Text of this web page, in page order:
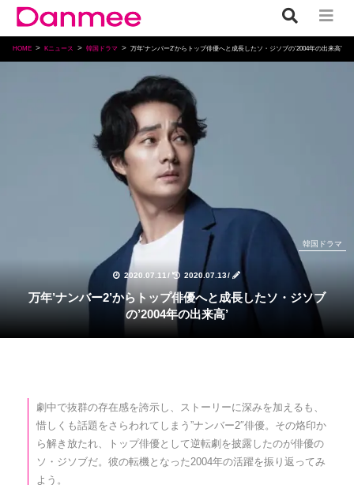
HOME Kニュース 韓国ドラマ 万年’ナンバー2’からトップ俳優へと成長したソ・ジソブの’2004年の出来高’
2020.07.11 / 2020.07.13/
韓国ドラマ
万年’ナンバー2’からトップ俳優へと成長したソ・ジソブ
の’2004年の出来高’
劇中で抜群の存在感を誇示し、ストーリーに深みを加えるも、
惜しくも話題をさらわれてしまう”ナンバー2″俳優。その烙印か
ら解き放たれ、トップ俳優として逆転劇を披露したのが俳優の
ソ・ジソブだ。彼の転機となった2004年の活躍を振り返ってみ
よう。